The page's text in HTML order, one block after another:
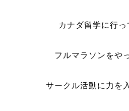
カナダ留学に行っ
フルマラソンをや
サークル活動に力を